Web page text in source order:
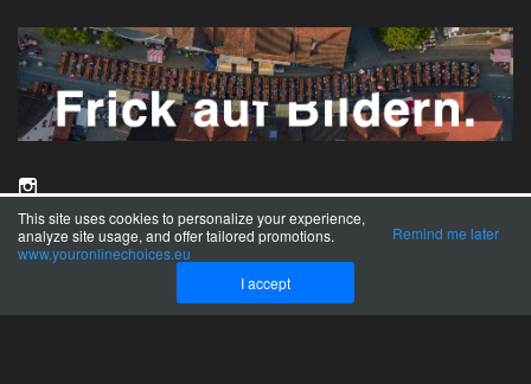
Datenschutz Impressum
This site uses cookies to personalize your experience,
analyze site usage, and offer tailored promotions.
www.youronlinechoices.eu
Remind me later
I accept